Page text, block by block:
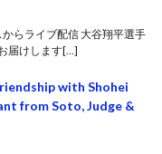
らライブ配信 大谷翔平選手
届けします[…]
with Shohei
from Soto, Judge &